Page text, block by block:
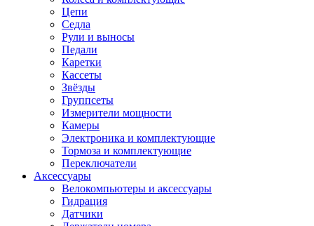
Цепи
Седла
Рули и выносы
Педали
Каретки
Кассеты
Звёзды
Группсеты
Измерители мощности
Камеры
Электроника и комплектующие
Тормоза и комплектующие
Переключатели
Аксессуары
Велокомпьютеры и аксессуары
Гидрация
Датчики